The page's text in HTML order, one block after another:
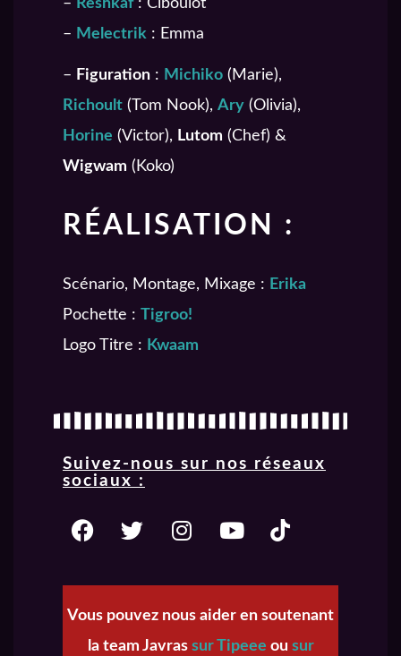
– Reshkaf: Ciboulot
– Melectrik : Emma
– Figuration : Michiko (Marie),
Richoult (Tom Nook), Ary (Olivia),
Horine (Victor), Lutom (Chef) &
Wigwam (Koko)
RÉALISATION :
Scénario, Montage, Mixage : Erika
Pochette : Tigroo!
Logo Titre : Kwaam
Suivez-nous sur nos réseaux
sociaux :
Vous pouvez nous aider en soutenant
la team Javras sur Tipeee ou sur